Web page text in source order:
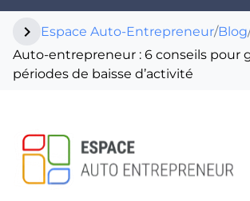
chevron_right Espace Auto-Entrepreneur/Blog
Auto-entrepreneur : 6 conseils pour
périodes de baisse d’activité